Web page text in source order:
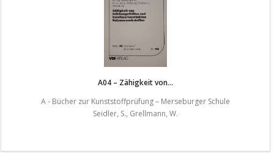
A04 – Zähigkeit von...
A - Bücher zur Kunststoffprüfung – Merseburger Schule
Seidler, S., Grellmann, W.